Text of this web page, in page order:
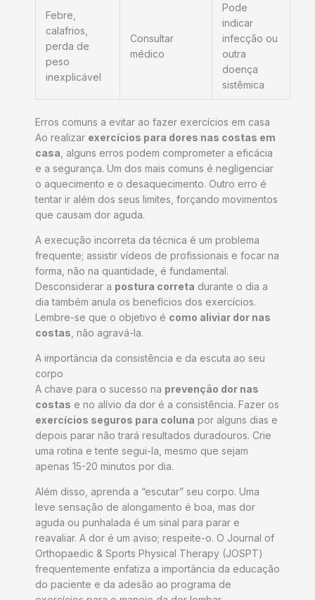
Febre,
calafrios,
perda de
peso
inexplicável
Consultar
médico
Pode
indicar
infecção ou
outra
doença
sistêmica
Erros comuns a evitar ao fazer exercícios em casa
Ao realizar exercícios para dores nas costas em
casa , alguns erros podem comprometer a eficácia
e a segurança. Um dos mais comuns é negligenciar
o aquecimento e o desaquecimento. Outro erro é
tentar ir além dos seus limites, forçando movimentos
que causam dor aguda.
A execução incorreta da técnica é um problema
frequente; assistir vídeos de profissionais e focar na
forma, não na quantidade, é fundamental.
Desconsiderar a postura correta durante o dia a
dia também anula os benefícios dos exercícios.
Lembre-se que o objetivo é como aliviar dor nas
costas , não agravá-la.
A importância da consistência e da escuta ao seu
corpo
A chave para o sucesso na prevenção dor nas
costas e no alívio da dor é a consistência. Fazer os
exercícios seguros para coluna por alguns dias e
depois parar não trará resultados duradouros. Crie
uma rotina e tente segui-la, mesmo que sejam
apenas 15-20 minutos por dia.
Além disso, aprenda a “escutar” seu corpo. Uma
leve sensação de alongamento é boa, mas dor
aguda ou punhalada é um sinal para parar e
reavaliar. A dor é um aviso; respeite-o. O Journal of
Orthopaedic & Sports Physical Therapy (JOSPT)
frequentemente enfatiza a importância da educação
do paciente e da adesão ao programa de